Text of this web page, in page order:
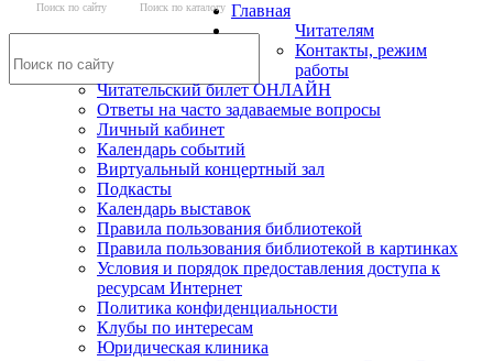
Поиск по сайту Поиск по каталогу Главная
Читателям
Контакты, режим
работы
Читательский билет ОНЛАЙН
Ответы на часто задаваемые вопросы
Личный кабинет
Календарь событий
Виртуальный концертный зал
Подкасты
Календарь выставок
Правила пользования библиотекой
Правила пользования библиотекой в картинках
Условия и порядок предоставления доступа к
ресурсам Интернет
Политика конфиденциальности
Клубы по интересам
Юридическая клиника